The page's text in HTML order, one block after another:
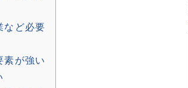
など必要
素が強い